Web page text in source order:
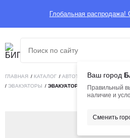
Глобальная распродажа!
Ваш город
Правильный
наличие и
Сменить
ГЛАВНАЯ / КАТАЛОГ / АВТОТЕХНИКА /
/ ЭВАКУАТОРЫ / ЭВАКУАТОР ISUZU